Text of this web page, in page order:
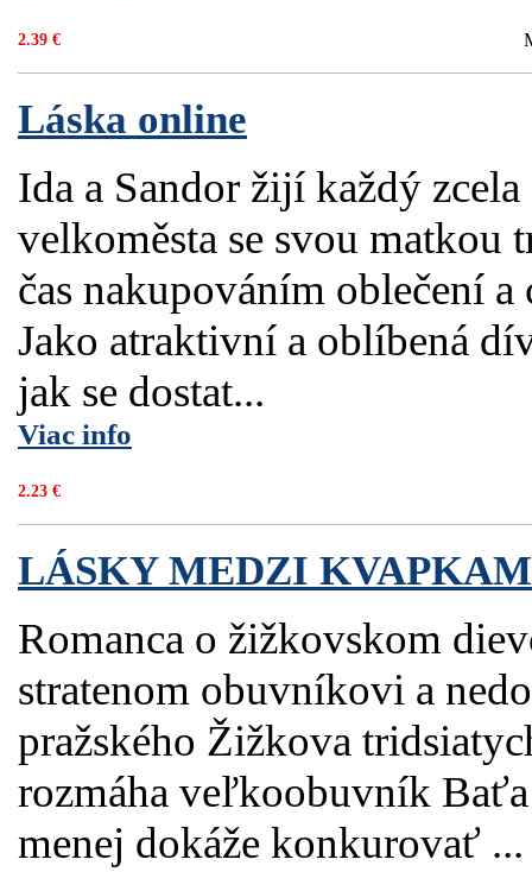
2.39 €
Láska online
Ida a Sandor žijí každý
velkoměsta se svou matkou
čas nakupováním oblečení
Jako atraktivní a oblíbená
jak se dostat...
Viac info
2.23 €
LÁSKY MEDZI
Romanca o žižkovskom
stratenom obuvníkovi a
pražského Žižkova
rozmáha veľkoobuvník
menej dokáže konkurovať ...